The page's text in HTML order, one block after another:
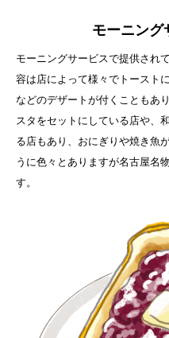
モーニング
モーニングサービスで提供され
容は店によって様々でトースト
などのデザートが付くこともあ
スタをセットにしている店や、
る店もあり、おにぎりや焼き魚
うに色々とありますが名古屋名
す。